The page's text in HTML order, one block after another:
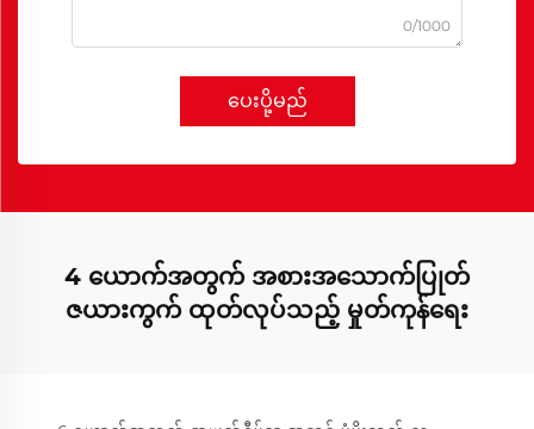
0/1000
ပေးပို့မည်
4 ယောက်အတွက် အစားအသောက်ပြုတ်
ဇယားကွက် ထုတ်လုပ်သည့် မှုတ်ကုန်ရေး